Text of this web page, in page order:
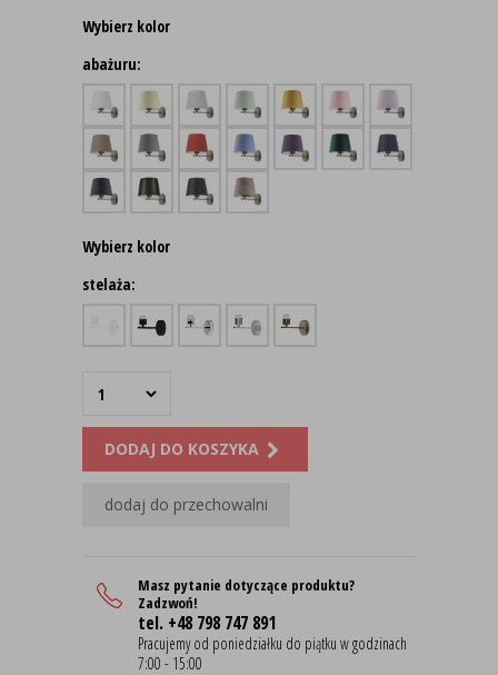
Wybierz kolor
abażuru:
Wybierz kolor
stelaża:
DODAJ DO KOSZYKA
dodaj do przechowalni
Masz pytanie dotyczące produktu?
Zadzwoń!
tel. +48 798 747 891
Pracujemy od poniedziałku do piątku w godzinach
7:00 - 15:00